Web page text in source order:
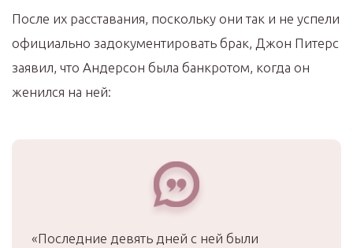
После их расставания, поскольку они так и не успели
официально задокументировать брак, Джон Питерс
заявил, что Андерсон была банкротом, когда он
женился на ней:
«Последние девять дней с ней были